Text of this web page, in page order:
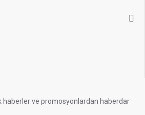
haberler ve promosyonlardan haberdar